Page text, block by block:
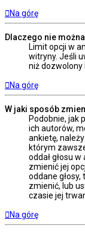
Na górę
Dlaczego nie
Limit opcji w
witryny. Jeśli
niż
Na górę
W jaki sposób
Podobnie, jak
ich autorów,
ankietę,
którym
oddał głosu
zmienić jej
oddane
zmienić, lub
czasie jej
Na górę